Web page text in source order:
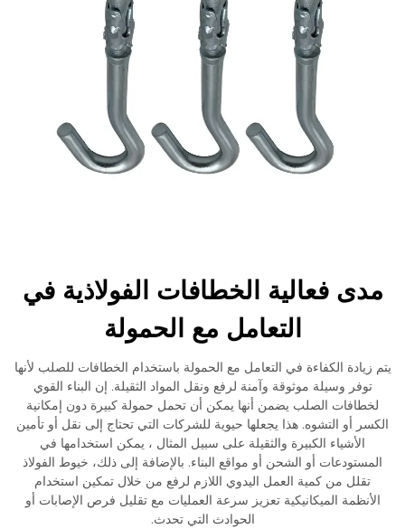
مدى فعالية الخطافات الفولاذية في
التعامل مع الحمولة
يتم زيادة الكفاءة في التعامل مع الحمولة باستخدام الخطافات للصلب لأنها
توفر وسيلة موثوقة وآمنة لرفع ونقل المواد الثقيلة. إن البناء القوي
لخطافات الصلب يضمن أنها يمكن أن تحمل حمولة كبيرة دون إمكانية
الكسر أو التشوه. هذا يجعلها حيوية للشركات التي تحتاج إلى نقل أو تأمين
الأشياء الكبيرة والثقيلة على سبيل المثال ، يمكن استخدامها في
المستودعات أو الشحن أو مواقع البناء. بالإضافة إلى ذلك، خيوط الفولاذ
تقلل من كمية العمل اليدوي اللازم لرفع من خلال تمكين استخدام
الأنظمة الميكانيكية تعزيز سرعة العمليات مع تقليل فرص الإصابات أو
الحوادث التي تحدث.